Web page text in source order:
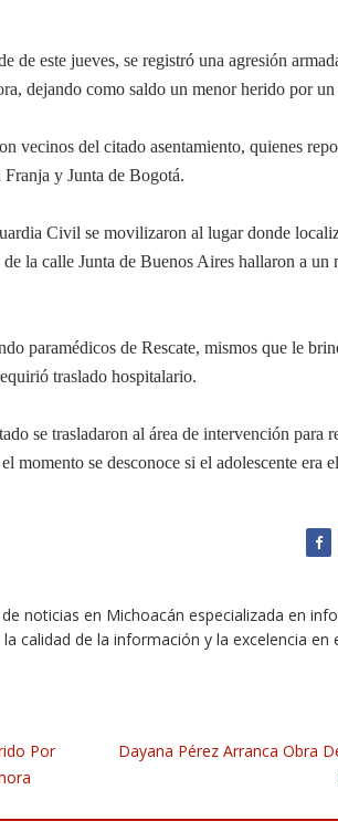
de este jueves, se registró una agresión
dejando como saldo un menor herido por un
vecinos del citado asentamiento, quienes
y Junta de Bogotá.
Civil se movilizaron al lugar donde
la calle Junta de Buenos Aires hallaron a un
paramédicos de Rescate, mismos que le
traslado hospitalario.
se trasladaron al área de intervención para
momento se desconoce si el adolescente era
noticias en Michoacán especializada en
calidad de la información y la excelencia en
Por
Dayana Pérez Arranca Obra